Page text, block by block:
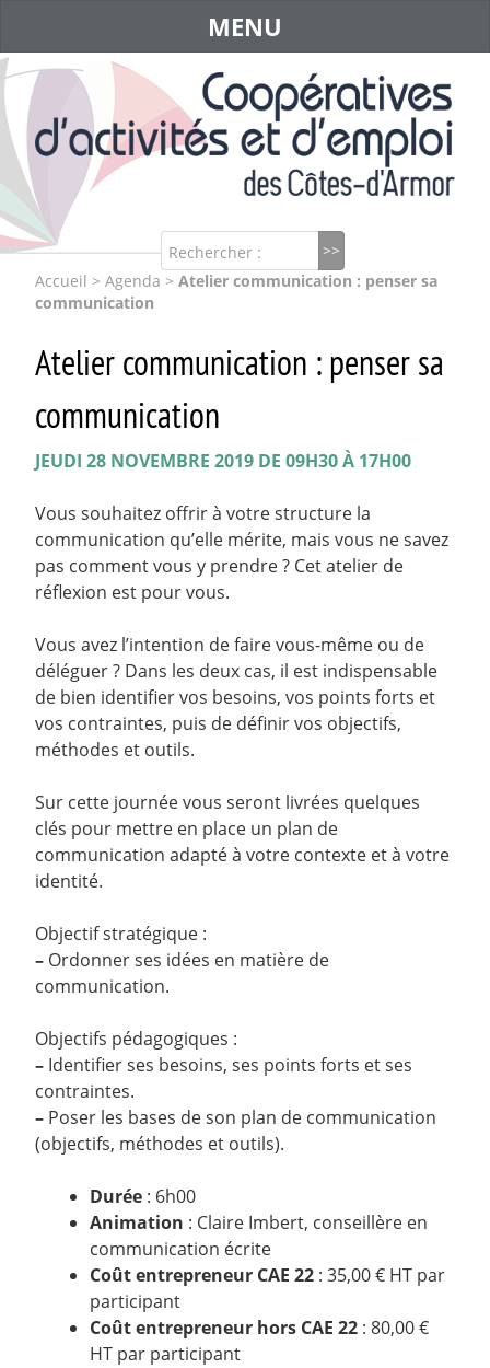
Rechercher :
MENU
Accueil > Agenda > Atelier communication : penser sa
communication
Atelier communication : penser sa
communication
JEUDI 28 NOVEMBRE 2019 DE 09H30 À 17H00
Vous souhaitez offrir à votre structure la
communication qu’elle mérite, mais vous ne savez
pas comment vous y prendre ? Cet atelier de
réflexion est pour vous.
Vous avez l’intention de faire vous-même ou de
déléguer ? Dans les deux cas, il est indispensable
de bien identifier vos besoins, vos points forts et
vos contraintes, puis de définir vos objectifs,
méthodes et outils.
Sur cette journée vous seront livrées quelques
clés pour mettre en place un plan de
communication adapté à votre contexte et à votre
identité.
Objectif stratégique :
– Ordonner ses idées en matière de
communication.
Objectifs pédagogiques :
– Identifier ses besoins, ses points forts et ses
contraintes.
– Poser les bases de son plan de communication
(objectifs, méthodes et outils).
Durée : 6h00
Animation : Claire Imbert, conseillère en
communication écrite
Coût entrepreneur CAE 22 : 35,00 € HT par
participant
Coût entrepreneur hors CAE 22 : 80,00 €
HT par participant